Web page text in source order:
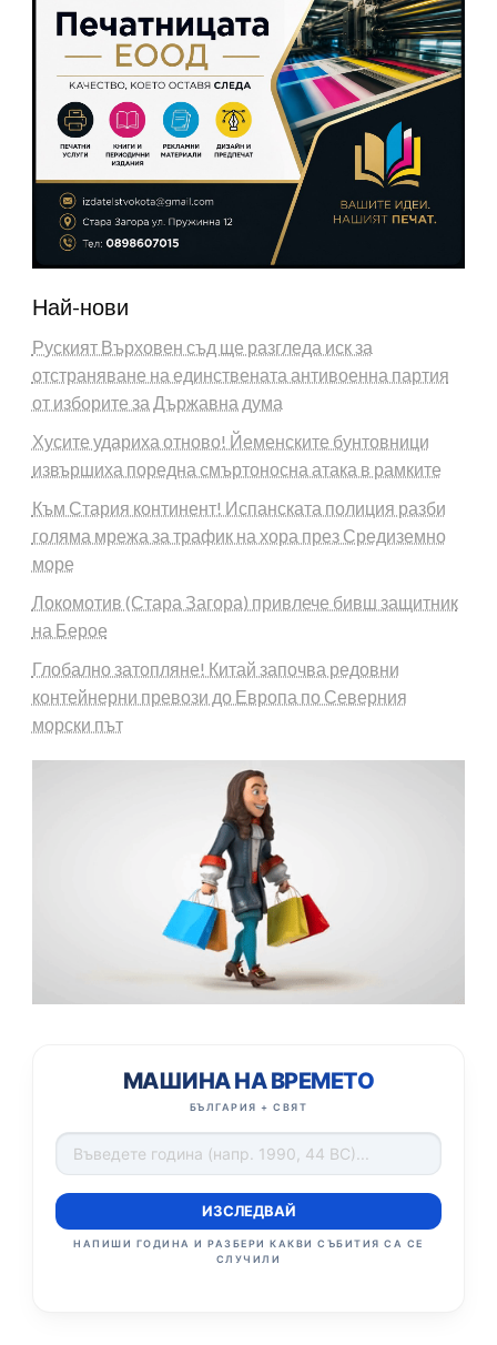
Най-нови
Руският Върховен съд ще разгледа иск за
отстраняване на единствената антивоенна партия
от изборите за Държавна дума
Хусите удариха отново! Йеменските бунтовници
извършиха поредна смъртоносна атака в рамките
Към Стария континент! Испанската полиция разби
голяма мрежа за трафик на хора през Средиземно
море
Локомотив (Стара Загора) привлече бивш защитник
на Берое
Глобално затопляне! Китай започва редовни
контейнерни превози до Европа по Северния
морски път
МАШИНА НА ВРЕМЕТО
БЪЛГАРИЯ + СВЯТ
ИЗСЛЕДВАЙ
НАПИШИ ГОДИНА И РАЗБЕРИ КАКВИ СЪБИТИЯ СА СЕ
СЛУЧИЛИ